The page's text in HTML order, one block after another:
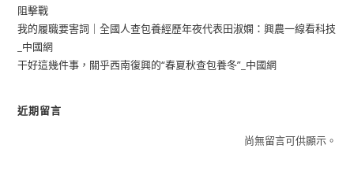
阻擊戰
我的履職要害詞｜全國人查包養經歷年夜代表田淑嫻：興農一線看科技
_中國網
干好這幾件事，關乎西南復興的“春夏秋查包養冬”_中國網
近期留言
尚無留言可供顯示。